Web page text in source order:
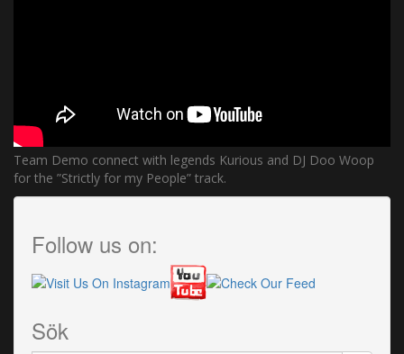
Team Demo connect with legends Kurious and DJ Doo Woop
for the ”Strictly for my People” track.
Follow us on:
Sök